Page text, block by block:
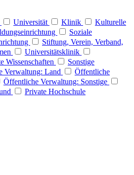
Universität Klinik
Kulturelle
Soziale
Stiftung, Verein, Verband,
Universitätsklinik
Wissenschaften
Sonstige
Verwaltung: Land
Öffentliche
Öffentliche Verwaltung: Sonstige
Private Hochschule